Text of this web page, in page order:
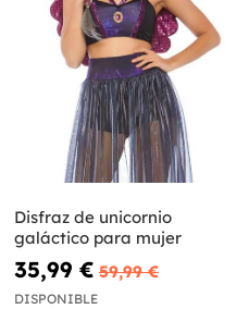
Disfraz de unicornio
galáctico para mujer
35,99 € 59,99 €
DISPONIBLE